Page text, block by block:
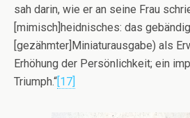
sah darin, wie er an seine Frau
[mimisch]heidnisches: das
[gezähmter]Miniaturausgabe) als
Erhöhung der Persönlichkeit; ein
Triumph.“[17]